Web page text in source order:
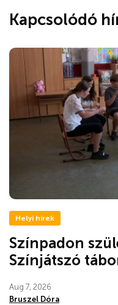
Kapcsolódó
Helyi hírek
Színpadon
Színjátszó
Aug 7, 2026
Bruszel Dóra